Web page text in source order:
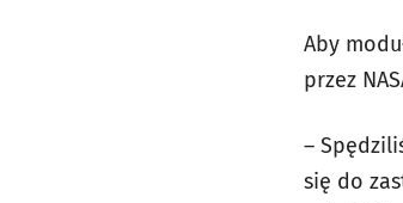
Aby
przez
–
się do